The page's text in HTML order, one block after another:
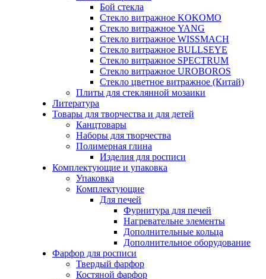
Бой стекла
Стекло витражное KOKOMO
Стекло витражное YANG
Стекло витражное WISSMACH
Стекло витражное BULLSEYE
Стекло витражное SPECTRUM
Стекло витражное UROBOROS
Стекло цветное витражное (Китай)
Плиты для стеклянной мозаики
Литература
Товары для творчества и для детей
Канцтовары
Наборы для творчества
Полимерная глина
Изделия для росписи
Комплектующие и упаковка
Упаковка
Комплектующие
Для печей
Фурнитура для печей
Нагревательне элементы
Дополнительные кольца
Дополнительное оборудование
Фарфор для росписи
Твердый фарфор
Костяной фарфор